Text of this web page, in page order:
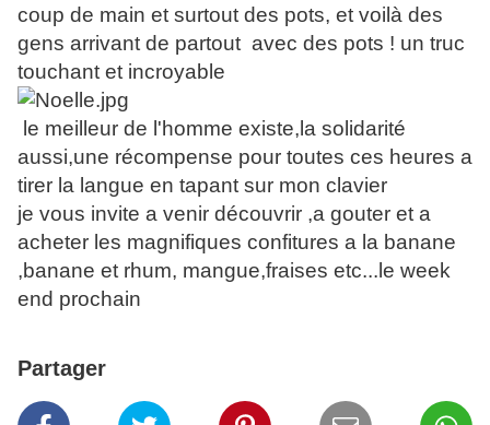
coup de main et surtout des pots, et voilà des
gens arrivant de partout avec des pots ! un truc
touchant et incroyable
le meilleur de l'homme existe,la solidarité
aussi,une récompense pour toutes ces heures a
tirer la langue en tapant sur mon clavier
je vous invite a venir découvrir ,a gouter et a
acheter les magnifiques confitures a la banane
,banane et rhum, mangue,fraises etc...le week
end prochain
Partager